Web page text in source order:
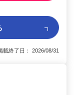
終了日： 2026/08/31